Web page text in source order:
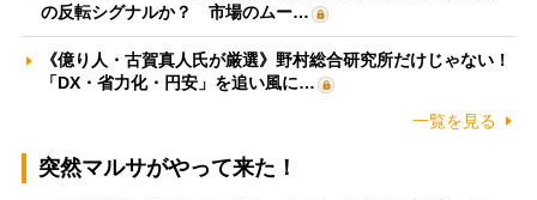
の反転シグナルか？ 市場のムー…
《億り人・古賀真人氏が厳選》野村総合研究所だけじゃない！
「DX・省力化・円安」を追い風に…
一覧を見る
突然マルサがやって来た！